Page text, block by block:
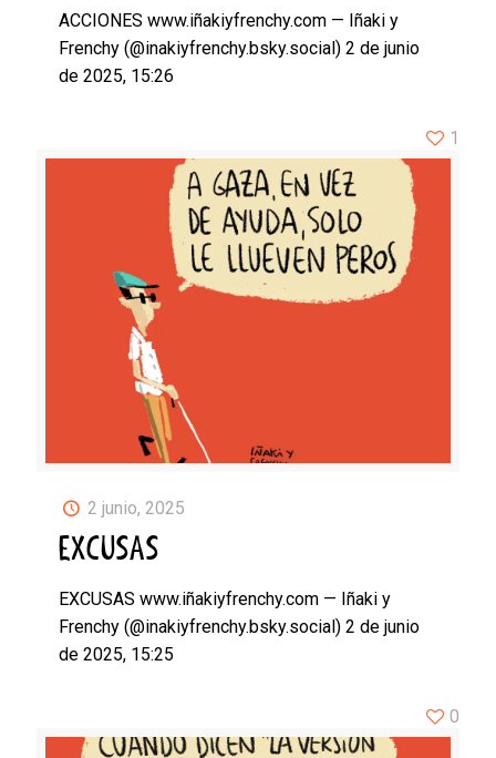
ACCIONES www.iñakiyfrenchy.com — Iñaki y
Frenchy (@inakiyfrenchy.bsky.social) 2 de junio
de 2025, 15:26
2 junio, 2025
EXCUSAS
EXCUSAS www.iñakiyfrenchy.com — Iñaki y
Frenchy (@inakiyfrenchy.bsky.social) 2 de junio
de 2025, 15:25
1
0